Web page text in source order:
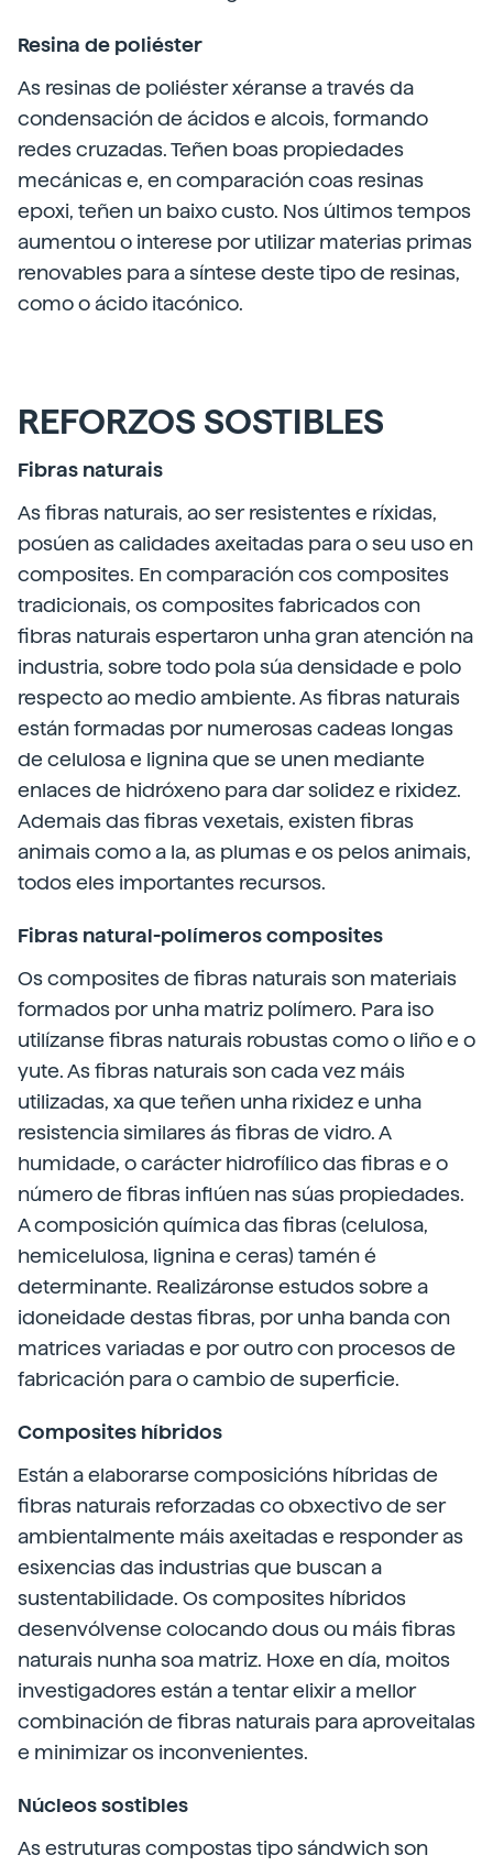
Resina de poliéster
As resinas de poliéster xéranse a través da
condensación de ácidos e alcois, formando
redes cruzadas. Teñen boas propiedades
mecánicas e, en comparación coas resinas
epoxi, teñen un baixo custo. Nos últimos tempos
aumentou o interese por utilizar materias primas
renovables para a síntese deste tipo de resinas,
como o ácido itacónico.
REFORZOS SOSTIBLES
Fibras naturais
As fibras naturais, ao ser resistentes e ríxidas,
posúen as calidades axeitadas para o seu uso en
composites. En comparación cos composites
tradicionais, os composites fabricados con
fibras naturais espertaron unha gran atención na
industria, sobre todo pola súa densidade e polo
respecto ao medio ambiente. As fibras naturais
están formadas por numerosas cadeas longas
de celulosa e lignina que se unen mediante
enlaces de hidróxeno para dar solidez e rixidez.
Ademais das fibras vexetais, existen fibras
animais como a la, as plumas e os pelos animais,
todos eles importantes recursos.
Fibras natural-polímeros composites
Os composites de fibras naturais son materiais
formados por unha matriz polímero. Para iso
utilízanse fibras naturais robustas como o liño e o
yute. As fibras naturais son cada vez máis
utilizadas, xa que teñen unha rixidez e unha
resistencia similares ás fibras de vidro. A
humidade, o carácter hidrofílico das fibras e o
número de fibras inflúen nas súas propiedades.
A composición química das fibras (celulosa,
hemicelulosa, lignina e ceras) tamén é
determinante. Realizáronse estudos sobre a
idoneidade destas fibras, por unha banda con
matrices variadas e por outro con procesos de
fabricación para o cambio de superficie.
Composites híbridos
Están a elaborarse composicións híbridas de
fibras naturais reforzadas co obxectivo de ser
ambientalmente máis axeitadas e responder as
esixencias das industrias que buscan a
sustentabilidade. Os composites híbridos
desenvólvense colocando dous ou máis fibras
naturais nunha soa matriz. Hoxe en día, moitos
investigadores están a tentar elixir a mellor
combinación de fibras naturais para aproveitalas
e minimizar os inconvenientes.
Núcleos sostibles
As estruturas compostas tipo sándwich son